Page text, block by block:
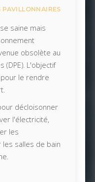
saine mais
obsolète au
(DPE). L'objectif
le rendre
décloisonner
l'électricité,
les
salles de bain